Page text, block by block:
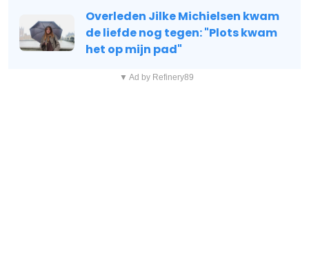
Overleden Jilke Michielsen kwam
de liefde nog tegen: "Plots kwam
het op mijn pad"
▼ Ad by Refinery89